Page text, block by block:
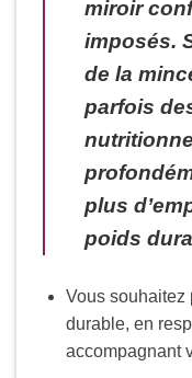
miroir
imposés.
de la
parfois
plus
poids
Vous souhaitez
durable, en
accompagnant